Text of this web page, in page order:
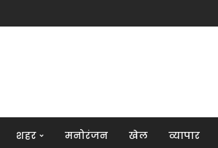
शहर मनोरंजन खेल व्यापार